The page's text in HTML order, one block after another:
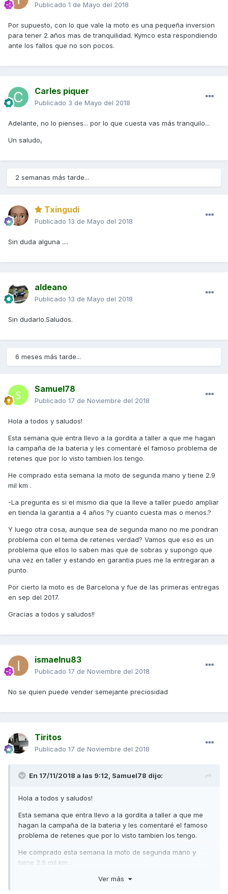
Publicado 1 de Mayo del 2018
Por supuesto, con lo que vale la moto es una pequeña inversion
para tener 2 años mas de tranquilidad. Kymco esta respondiendo
ante los fallos que no son pocos.
Carles piquer
Publicado 3 de Mayo del 2018
Adelante, no lo pienses... por lo que cuesta vas más tranquilo...
Un saludo,
2 semanas más tarde...
Txingudi
Publicado 13 de Mayo del 2018
Sin duda alguna ....
aldeano
Publicado 13 de Mayo del 2018
Sin dudarlo.Saludos.
6 meses más tarde...
Samuel78
Publicado 17 de Noviembre del 2018
Hola a todos y saludos!
Esta semana que entra llevo a la gordita a taller a que me hagan
la campaña de la bateria y les comentaré el famoso problema de
retenes que por lo visto tambien los tengo.
He comprado esta semana la moto de segunda mano y tiene 2.9
mil km .
-La pregunta es si el mismo dia que la lleve a taller puedo ampliar
en tienda la garantia a 4 años ?y cuanto cuesta mas o menos.?
Y luego otra cosa, aunque sea de segunda mano no me pondran
problema con el tema de retenes verdad? Vamos que eso es un
problema que ellos lo saben mas que de sobras y supongo que
una vez en taller y estando en garantia pues me la entregaran a
punto.
Por cierto la moto es de Barcelona y fue de las primeras entregas
en sep del 2017.
Gracias a todos y saludos!!
ismaelnu83
Publicado 17 de Noviembre del 2018
No se quien puede vender semejante preciosidad
Tiritos
Publicado 17 de Noviembre del 2018
En 17/11/2018 a las 9:12, Samuel78 dijo:
Hola a todos y saludos!
Esta semana que entra llevo a la gordita a taller a que me
hagan la campaña de la bateria y les comentaré el famoso
problema de retenes que por lo visto tambien los tengo.
He comprado esta semana la moto de segunda mano y
tiene 2.9 mil km .
-La pregunta es si el mismo dia que la lleve a taller puedo
Ver más